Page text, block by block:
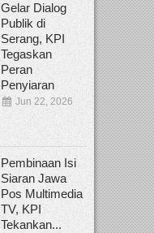
Gelar Dialog
Publik di
Serang, KPI
Tegaskan
Peran
Penyiaran
Jun 22, 2026
Pembinaan Isi
Siaran Jawa
Pos Multimedia
TV, KPI
Tekankan...